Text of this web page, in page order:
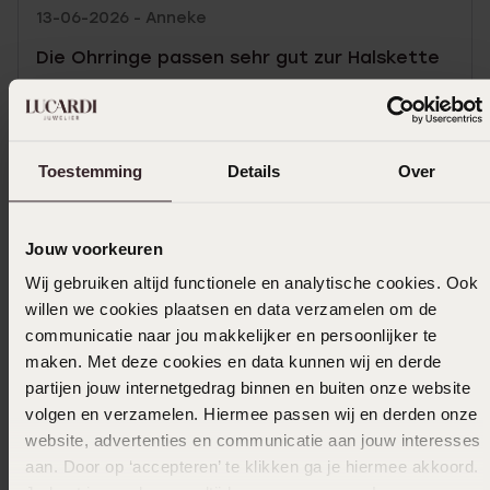
Toestemming Details Over
Jouw voorkeuren
Wij gebruiken altijd functionele en analytische cookies. Ook
willen we cookies plaatsen en data verzamelen om de
communicatie naar jou makkelijker en persoonlijker te
maken. Met deze cookies en data kunnen wij en derde
partijen jouw internetgedrag binnen en buiten onze website
volgen en verzamelen. Hiermee passen wij en derden onze
website, advertenties en communicatie aan jouw interesses
aan. Door op ‘accepteren’ te klikken ga je hiermee akkoord.
13-06-2026 - Anneke
Die Ohrringe passen sehr gut zur Halskette
Übersetzt
Das könnte dir gefallen